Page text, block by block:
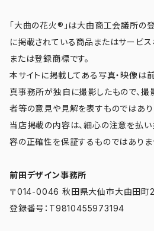
「大曲の花火®」は大曲商工会議所の登
に掲載されている商品またはサービ
または登録商標です。
本サイトに掲載してある写真・映像は
真事務所が独自に撮影したもので、撮
者等の意見や見解を表すものではあり
当店掲載の内容は、細心の注意を払い
容の正確性を保証するものではありま
前田デザイン事務所
〒014-0046 秋田県大仙市大曲田町
登録番号：T9810455973194